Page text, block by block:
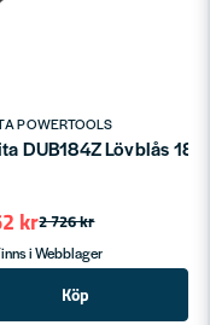
& SHE 71)
POWERTOOLS
DUB184Z Lövblås
2 726 kr
kr
i Webblager
Köp